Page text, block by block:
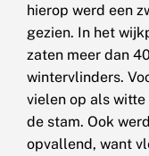
hierop werd een
gezien. In het
zaten meer dan
wintervlinders.
vielen op als
de stam. Ook
opvallend, want